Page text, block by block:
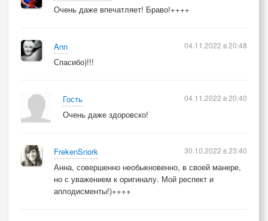
Очень даже впечатляет! Браво!++++
Ann
Спасибо)!!!
04.11.2022 в 20:48
Гость
Очень даже здоровско!
04.11.2022 в 20:40
FrekenSnork
Анна, совершенно необыкновенно, в своей манере,
но с уважением к оригиналу. Мой респект и
аплодисменты!)++++
30.10.2022 в 23:40